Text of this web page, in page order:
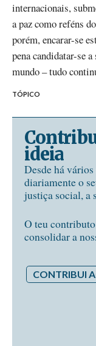
internacionais,
a paz como reféns
porém, encarar-se
pena candidatar-se
mundo – tudo
TÓPICO
ideia
Desde há
diariamente o
justiça social, a
O teu
consolidar a
CONTRIBUI